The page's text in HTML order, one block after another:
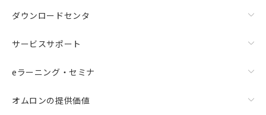
ダウンロードセンタ
サービスサポート
eラーニング・セミナ
オムロンの提供価値